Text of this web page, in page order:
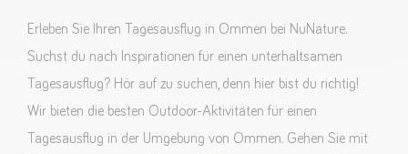
Erleben Sie Ihren Tagesausflug in Ommen bei NuNature.
Suchst du nach Inspirationen für einen unterhaltsamen
Tagesausflug? Hör auf zu suchen, denn hier bist du richtig!
Wir bieten die besten Outdoor-Aktivitäten für einen
Tagesausflug in der Umgebung von Ommen. Gehen Sie mit